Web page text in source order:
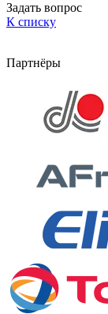
Задать вопрос
К списку
Партнёры